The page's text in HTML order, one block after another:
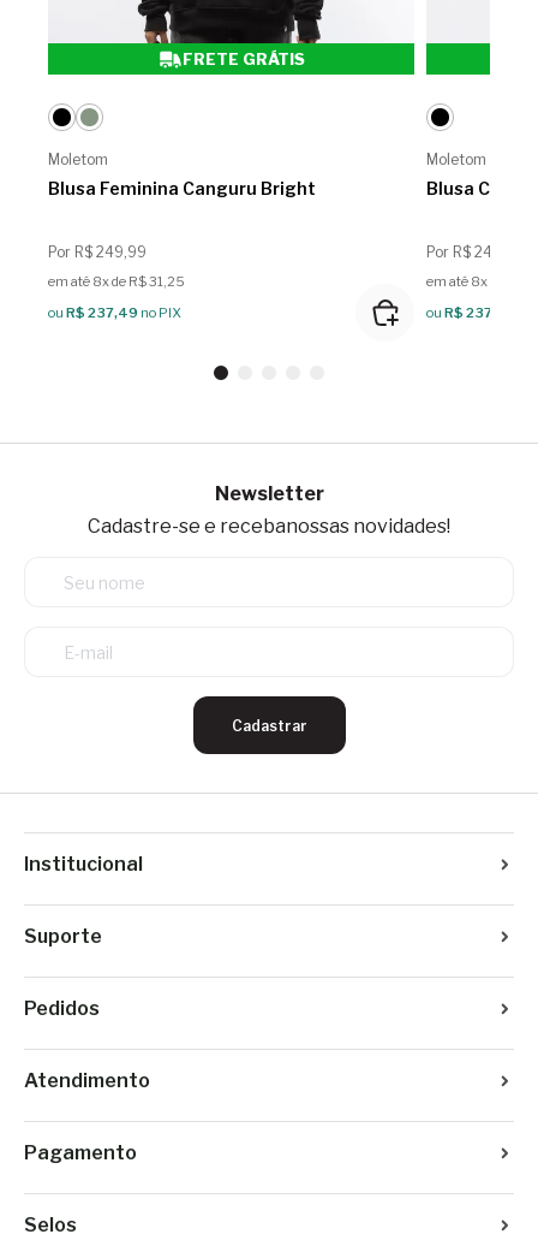
FRETE GRÁTIS
Moletom
Blusa Feminina Canguru Bright
Por R$ 249,99
em até 8x de R$ 31,25
ou R$ 237,49 no PIX
Moletom
Blusa
Por R$ 249,99
em até 8x de R$
ou R$ 237,49
Newsletter
Cadastre-se e recebanossas novidades!
Cadastrar
Institucional
Suporte
Pedidos
Atendimento
Pagamento
Selos